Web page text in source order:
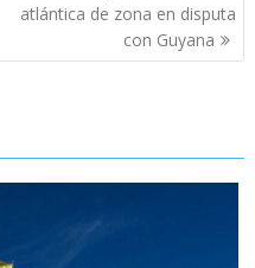
atlántica de zona en disputa
con Guyana